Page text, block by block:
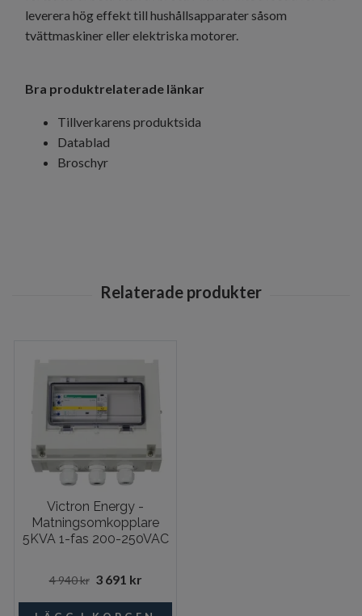
leverera hög effekt till hushållsapparater såsom
tvättmaskiner eller elektriska motorer.
Bra produktrelaterade länkar
Tillverkarens produktsida
Datablad
Broschyr
Victron Energy -
Matningsomkopplare
5KVA 1-fas 200-250VAC
4 940 kr 3 691 kr